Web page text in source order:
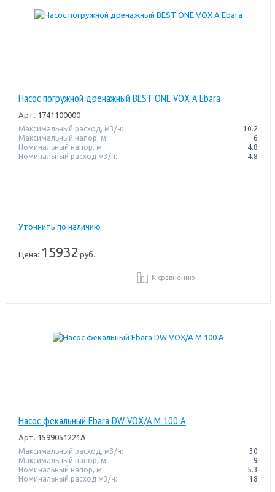
Насос погружной дренажный BEST ONE VOX A Ebara
Арт. 1741100000
Максимальный расход, м3/ч:
10.2
Максимальный напор, м:
6
Номинальный напор, м:
4.8
Номинальный расход м3/ч:
4.8
Уточнить по наличию
Цена: 15932 руб.
К сравнению
Насос фекальный Ebara DW VOX/A M 100 A
Арт. 1599051221A
Максимальный расход, м3/ч:
30
Максимальный напор, м:
9
Номинальный напор, м:
5.3
Номинальный расход м3/ч:
18